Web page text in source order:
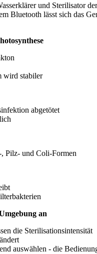
und Sterilisator
Bluetooth lässt sich das
wird stabiler
abgetötet
Pilz- und Coli-Formen
an
die Sterilisationsintensität
auswählen - die